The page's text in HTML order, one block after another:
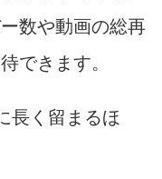
数や動画の総再
できます。
長く留まるほ